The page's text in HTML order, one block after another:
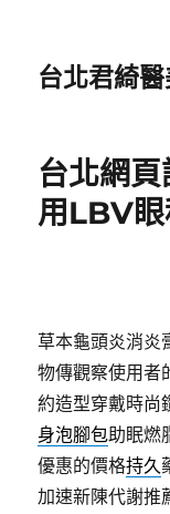
台北君綺
台北網
用LBV
草本龜頭炎消炎
物傳觀察使用者
約造型穿戴時尚
身泡腳包助眠燃
優惠的價格持久
加速新陳代謝推